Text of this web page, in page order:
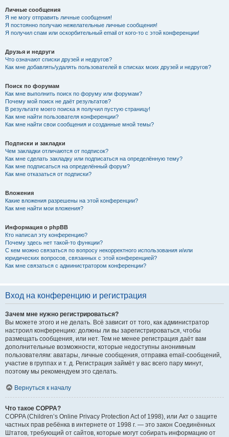
Личные сообщения
Я не могу отправить личные сообщения!
Я постоянно получаю нежелательные личные сообщения!
Я получил спам или оскорбительный email от кого-то с этой конференции!
Друзья и недруги
Что означают списки друзей и недругов?
Как мне добавлять/удалять пользователей в списках моих друзей и недругов?
Поиск по форумам
Как мне выполнить поиск по форуму или форумам?
Почему мой поиск не даёт результатов?
В результате моего поиска я получил пустую страницу!
Как мне найти пользователя конференции?
Как мне найти свои сообщения и созданные мной темы?
Подписки и закладки
Чем закладки отличаются от подписок?
Как мне сделать закладку или подписаться на определённую тему?
Как мне подписаться на определённый форум?
Как мне отказаться от подписки?
Вложения
Какие вложения разрешены на этой конференции?
Как мне найти мои вложения?
Информация о phpBB
Кто написал эту конференцию?
Почему здесь нет такой-то функции?
С кем можно связаться по вопросу некорректного использования и/или
юридических вопросов, связанных с этой конференцией?
Как мне связаться с администратором конференции?
Вход на конференцию и регистрация
Зачем мне нужно регистрироваться?
Вы можете этого и не делать. Всё зависит от того, как администратор
настроил конференцию: должны ли вы зарегистрироваться, чтобы
размещать сообщения, или нет. Тем не менее регистрация даёт вам
дополнительные возможности, которые недоступны анонимным
пользователям: аватары, личные сообщения, отправка email-сообщений,
участие в группах и т. д. Регистрация займёт у вас всего пару минут,
поэтому мы рекомендуем это сделать.
Вернуться к началу
Что такое COPPA?
COPPA (Children’s Online Privacy Protection Act of 1998), или Акт о защите
частных прав ребёнка в интернете от 1998 г. — это закон Соединённых
Штатов, требующий от сайтов, которые могут собирать информацию от